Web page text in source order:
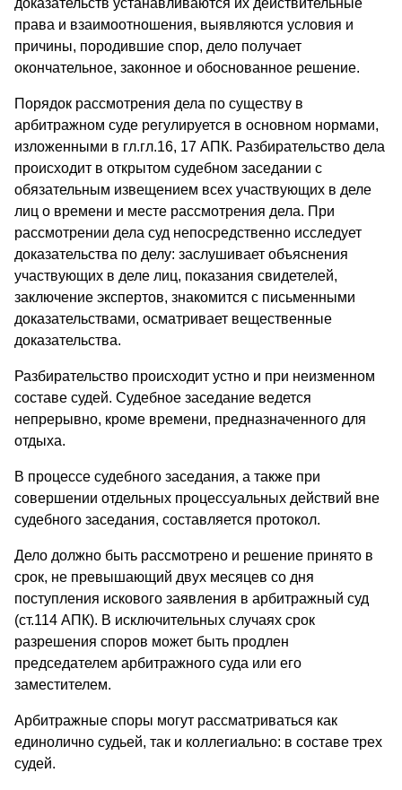
права и взаимоотношения, выявляются условия и
причины, породившие спор, дело получает
окончательное, законное и обоснованное решение.
Порядок рассмотрения дела по существу в
арбитражном суде регулируется в основном нормами,
изложенными в гл.гл.16, 17 АПК. Разбирательство дела
происходит в открытом судебном заседании с
обязательным извещением всех участвующих в деле
лиц о времени и месте рассмотрения дела. При
рассмотрении дела суд непосредственно исследует
доказательства по делу: заслушивает объяснения
участвующих в деле лиц, показания свидетелей,
заключение экспертов, знакомится с письменными
доказательствами, осматривает вещественные
доказательства.
Разбирательство происходит устно и при неизменном
составе судей. Судебное заседание ведется
непрерывно, кроме времени, предназначенного для
отдыха.
В процессе судебного заседания, а также при
совершении отдельных процессуальных действий вне
судебного заседания, составляется протокол.
Дело должно быть рассмотрено и решение принято в
срок, не превышающий двух месяцев со дня
поступления искового заявления в арбитражный суд
(ст.114 АПК). В исключительных случаях срок
разрешения споров может быть продлен
председателем арбитражного суда или его
заместителем.
Арбитражные споры могут рассматриваться как
единолично судьей, так и коллегиально: в составе трех
судей.